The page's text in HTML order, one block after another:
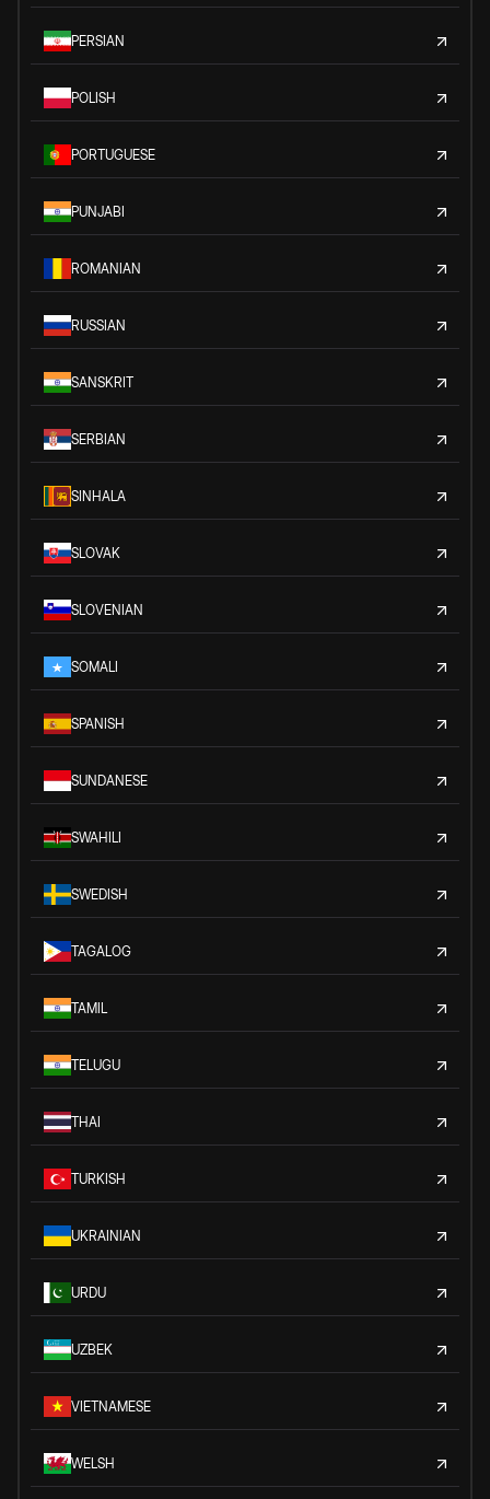
PERSIAN
POLISH
PORTUGUESE
PUNJABI
ROMANIAN
RUSSIAN
SANSKRIT
SERBIAN
SINHALA
SLOVAK
SLOVENIAN
SOMALI
SPANISH
SUNDANESE
SWAHILI
SWEDISH
TAGALOG
TAMIL
TELUGU
THAI
TURKISH
UKRAINIAN
URDU
UZBEK
VIETNAMESE
WELSH